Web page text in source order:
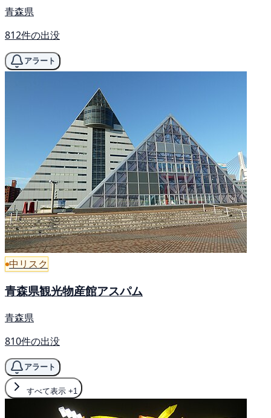
青森県
812件の出没
アラート
中リスク
青森県観光物産館アスパム
青森県
810件の出没
アラート
すべて表示 +1